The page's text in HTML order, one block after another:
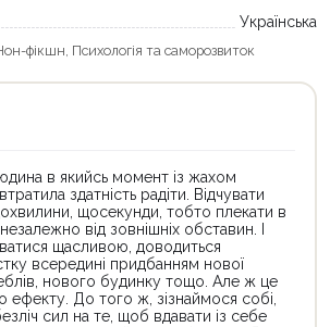
Українська
фікшн Психологія та саморозвиток
в якийсь момент із жахом
здатність радіти. Відчувати
щосекунди, тобто плекати в
від зовнішніх обставин. І
щасливою, доводиться
всередині придбанням нової
нового будинку тощо. Але ж це
ефекту. До того ж, зізнаймося собі,
сил на те, щоб вдавати із себе